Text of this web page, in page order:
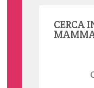
CERCA